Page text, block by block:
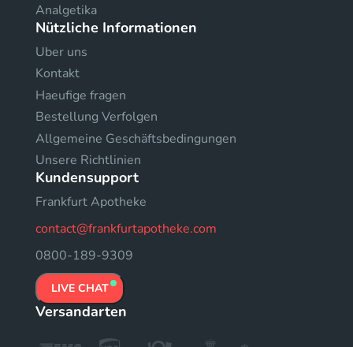
Analgetika
Nützliche Informationen
Uber uns
Kontakt
Haeufige fragen
Bestellung Verfolgen
Allgemeine Geschäftsbedingungen
Unsere Richtlinien
Kundensupport
Frankfurt Apotheke
contact@frankfurtapotheke.com
0800-189-9309
LIVE CHAT
Versandarten